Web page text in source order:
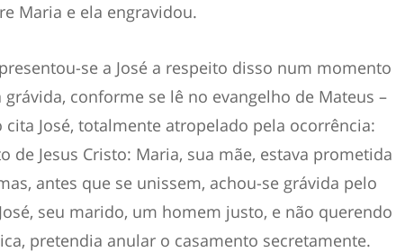
Maria e ela engravidou.
se a José a respeito disso num momento
conforme se lê no evangelho de Mateus –
cita José, totalmente atropelado pela ocorrência:
de Jesus Cristo: Maria, sua mãe, estava prometida
antes que se unissem, achou-se grávida pelo
seu marido, um homem justo, e não querendo
pretendia anular o casamento secretamente.